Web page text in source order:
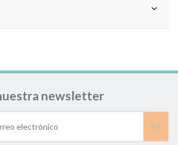
newsletter